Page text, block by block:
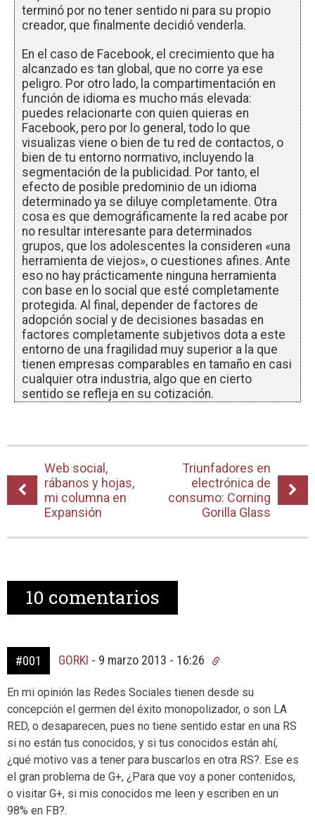
terminó por no tener sentido ni para su propio
creador, que finalmente decidió venderla.
En el caso de Facebook, el crecimiento que ha
alcanzado es tan global, que no corre ya ese
peligro. Por otro lado, la compartimentación en
función de idioma es mucho más elevada:
puedes relacionarte con quien quieras en
Facebook, pero por lo general, todo lo que
visualizas viene o bien de tu red de contactos, o
bien de tu entorno normativo, incluyendo la
segmentación de la publicidad. Por tanto, el
efecto de posible predominio de un idioma
determinado ya se diluye completamente. Otra
cosa es que demográficamente la red acabe por
no resultar interesante para determinados
grupos, que los adolescentes la consideren «una
herramienta de viejos», o cuestiones afines. Ante
eso no hay prácticamente ninguna herramienta
con base en lo social que esté completamente
protegida. Al final, depender de factores de
adopción social y de decisiones basadas en
factores completamente subjetivos dota a este
entorno de una fragilidad muy superior a la que
tienen empresas comparables en tamaño en casi
cualquier otra industria, algo que en cierto
sentido se refleja en su cotización.
Web social,
rábanos y hojas,
mi columna en
Expansión
Triunfadores en
electrónica de
consumo: Corning
Gorilla Glass
10 comentarios
#001 GORKI - 9 marzo 2013 - 16:26
En mi opinión las Redes Sociales tienen desde su
concepción el germen del éxito monopolizador, o son LA
RED, o desaparecen, pues no tiene sentido estar en una RS
si no están tus conocidos, y si tus conocidos están ahí,
¿qué motivo vas a tener para buscarlos en otra RS?. Ese es
el gran problema de G+, ¿Para que voy a poner contenidos,
o visitar G+, si mis conocidos me leen y escriben en un
98% en FB?.